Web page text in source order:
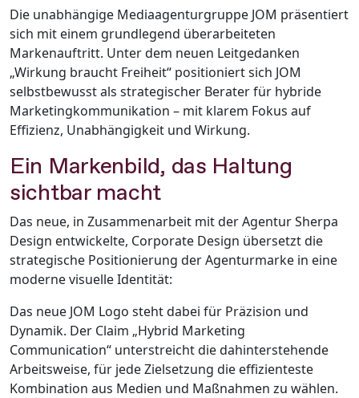
Die unabhängige Mediaagenturgruppe JOM präsentiert
sich mit einem grundlegend überarbeiteten
Markenauftritt. Unter dem neuen Leitgedanken
„Wirkung braucht Freiheit“ positioniert sich JOM
selbstbewusst als strategischer Berater für hybride
Marketingkommunikation – mit klarem Fokus auf
Effizienz, Unabhängigkeit und Wirkung.
Ein Markenbild, das Haltung
sichtbar macht
Das neue, in Zusammenarbeit mit der Agentur Sherpa
Design entwickelte, Corporate Design übersetzt die
strategische Positionierung der Agenturmarke in eine
moderne visuelle Identität:
Das neue JOM Logo steht dabei für Präzision und
Dynamik. Der Claim „Hybrid Marketing
Communication“ unterstreicht die dahinterstehende
Arbeitsweise, für jede Zielsetzung die effizienteste
Kombination aus Medien und Maßnahmen zu wählen.